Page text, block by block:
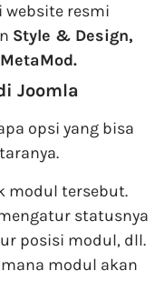
website resmi
Style & Design,
MetaMod.
Joomla
opsi yang bisa
modul tersebut.
statusnya
posisi modul, dll.
modul akan